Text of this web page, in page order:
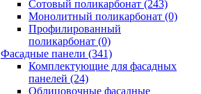
Сотовый поликарбонат (243)
Монолитный поликарбонат (0)
Профилированный
поликарбонат (0)
Фасадные панели (341)
Комплектующие для фасадных
панелей (24)
Облицовочные фасадные